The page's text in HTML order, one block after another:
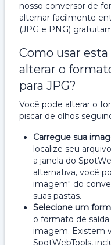
nosso conversor de
alternar facilmente
(JPG e PNG)
Como usar
alterar o
para JPG?
Você pode alterar o
piscar de olhos
Carregue sua
localize seu
a janela do
alternativa, você
imagem" do
suas pastas.
Selecione um
o formato de
imagem. Existem
SpotWebTools,